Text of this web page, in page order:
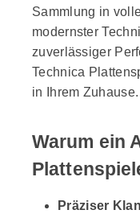
Sammlung in
modernster
zuverlässiger
Technica
in Ihrem Zuhause.
Warum ein
Präziser